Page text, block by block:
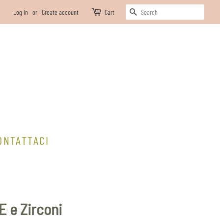
Log in or Create account Cart SEARCH
e Zirconi